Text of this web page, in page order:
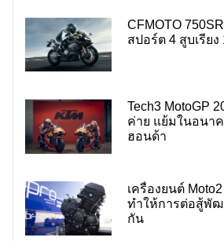
CFMOTO
สปอร์ต 4 สูบเรียง
Tech3 MotoGP
ค่าย แย้มในอนา
ฮอนด้า
เครื่องยนต์
ทำให้การต่อสู้พั
กัน